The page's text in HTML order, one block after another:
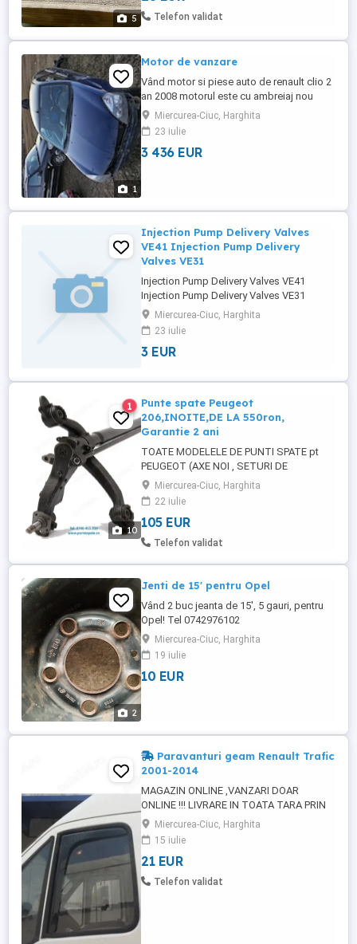
5 Telefon validat
1
Motor de vanzare
Vând motor si piese auto de renault clio 2
an 2008 motorul este cu ambreiaj nou
,distribuție nouă rampa ,injectoare...prețul
este de 1800 ron
Miercurea-Ciuc, Harghita
23 iulie
3 436 EUR
Injection Pump Delivery Valves
VE41 Injection Pump Delivery
Valves VE31
Injection Pump Delivery Valves VE41
Injection Pump Delivery Valves VE31
Injection Pump Delivery Valves VE55 Chris
from China-Lutong Injection Pump Delivery
Valves P77(P801) Injection Pump Delivery
Valves OVE228 Injection Pump Delivery
Valves OVE96 Whats/ app:+8–6–1–3–3–
Miercurea-Ciuc, Harghita
23 iulie
3 EUR
10
1
Punte spate Peugeot
206,INOITE,DE LA 550ron,
Garantie 2 ani
TOATE MODELELE DE PUNTI SPATE pt
PEUGEOT (AXE NOI , SETURI DE
RULMENTI SI SIMERINGURI ORIGINALI
SNR) puntespate ro PRET PUNTE SIMPLA
,, H ” : 550 LEI cu piesa veche la schimb (
Compatibila pt modele Peugeot 206 , 206
+ , 206 SW ) PRET PUNTE COMPLETA
Miercurea-Ciuc, Harghita
22 iulie
105 EUR
Telefon validat
2
Jenti de 15' pentru Opel
Vând 2 buc jeanta de 15', 5 gauri, pentru
Opel! Tel 0742976102
Miercurea-Ciuc, Harghita
19 iulie
10 EUR
Paravanturi geam Renault Trafic
2001-2014
MAGAZIN ONLINE ,VANZARI DOAR
ONLINE !!! LIVRARE IN TOATA TARA PRIN
CURIER 25 lei sau posta 22 lei Paravanturi
geam Renault Trafic 2001-2014 - 110
lei/set Mai avem ptr Renault Trafic
Paravanturi geam Renault Trafic 2001-
2014 / Covorase cauciuc / Ornament
Miercurea-Ciuc, Harghita
15 iulie
21 EUR
Telefon validat